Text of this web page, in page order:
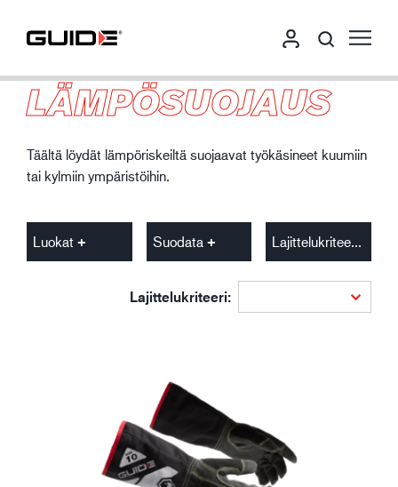
LÄMPÖSUOJAUS
Täältä löydät lämpöriskeiltä suojaavat työkäsineet kuumiin
tai kylmiin ympäristöihin.
Luokat Suodata Lajittelukriteeri
Lajittelukriteeri: